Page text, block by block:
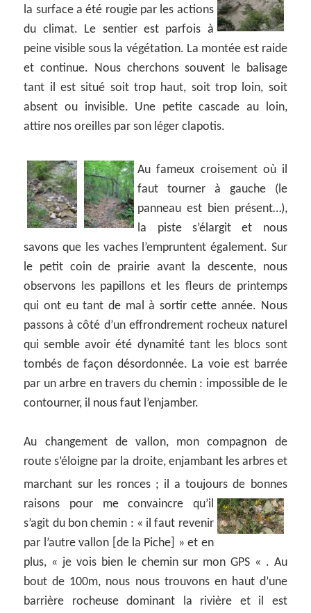
la surface a été rougie par les actions
du climat. Le sentier est parfois à
peine visible sous la végétation. La montée est raide
et continue. Nous cherchons souvent le balisage
tant il est situé soit trop haut, soit trop loin, soit
absent ou invisible. Une petite cascade au loin,
attire nos oreilles par son léger clapotis.
Au fameux croisement où il
faut tourner à gauche (le
panneau est bien présent…),
la piste s’élargit et nous
savons que les vaches l’empruntent également. Sur
le petit coin de prairie avant la descente, nous
observons les papillons et les fleurs de printemps
qui ont eu tant de mal à sortir cette année. Nous
passons à côté d’un effrondrement rocheux naturel
qui semble avoir été dynamité tant les blocs sont
tombés de façon désordonnée. La voie est barrée
par un arbre en travers du chemin : impossible de le
contourner, il nous faut l’enjamber.
Au changement de vallon, mon compagnon de
route s’éloigne par la droite, enjambant les arbres et
marchant sur les ronces ; il a toujours de bonnes
raisons pour me convaincre qu’il
s’agit du bon chemin : « il faut revenir
par l’autre vallon [de la Piche] » et en
plus, « je vois bien le chemin sur mon GPS « . Au
bout de 100m, nous nous trouvons en haut d’une
barrière rocheuse dominant la rivière et il est